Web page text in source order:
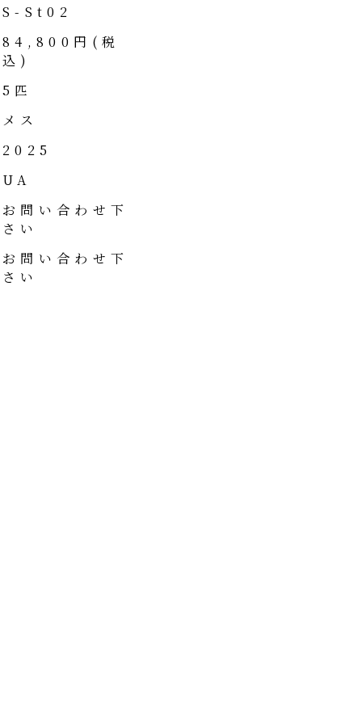
S-St02
84,800円(税
込)
5匹
メス
2025
UA
お問い合わせ下
さい
お問い合わせ下
さい